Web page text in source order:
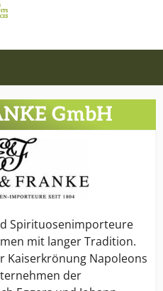
GmbH
Spirituosenimporteure
mit langer Tradition.
Kaiserkrönung Napoleons
der